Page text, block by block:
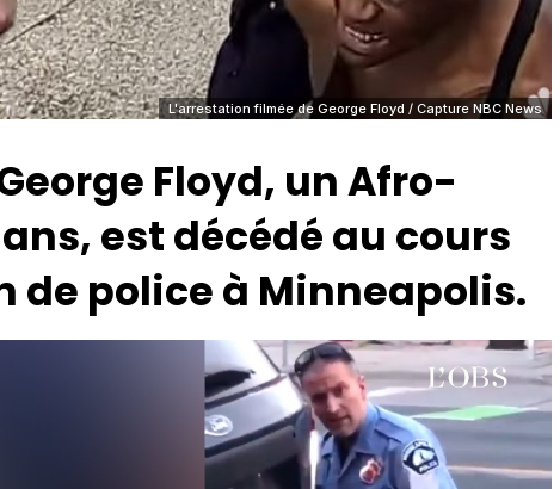
L'arrestation filmée de George Floyd / Capture NBC News
Floyd, un Afro-
est décédé au cours
de police à Minneapolis.